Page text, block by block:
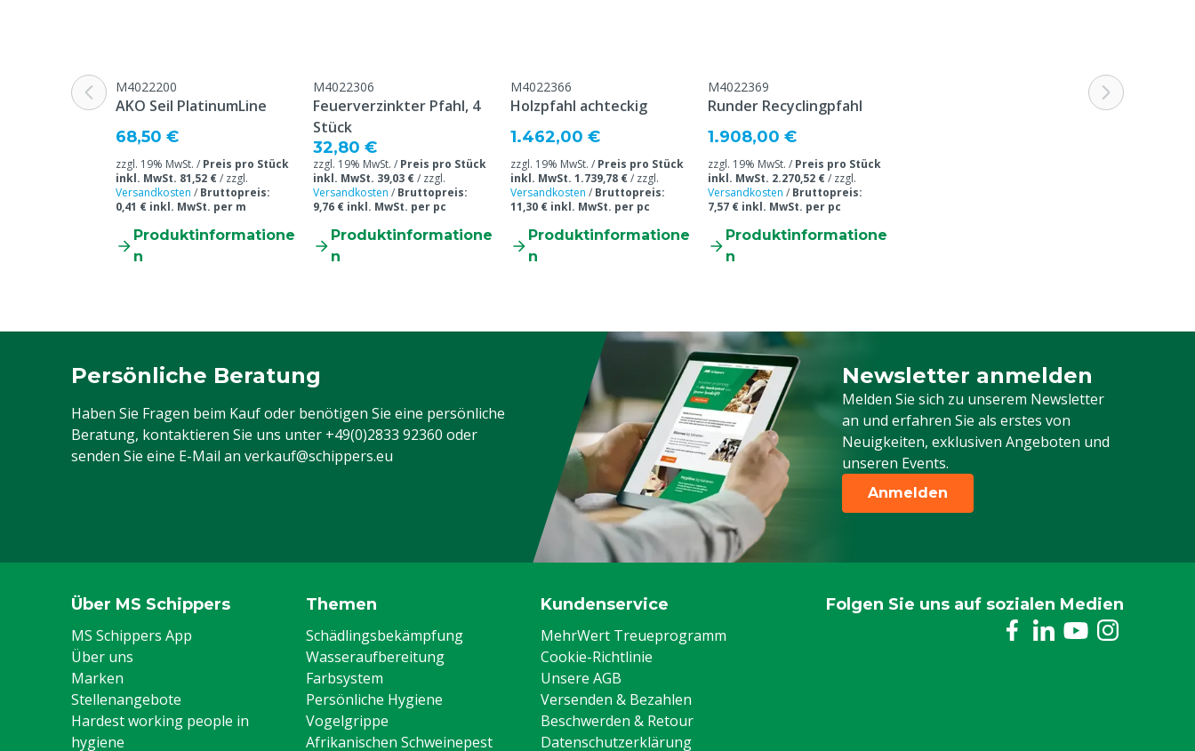
M4022200
AKO Seil PlatinumLine
68,50 €
zzgl. 19% MwSt. / Preis pro Stück
inkl. MwSt. 81,52 €/ zzgl.
Versandkosten / Bruttopreis:
0,41 € inkl. MwSt. per m
Produktinformatione
n
M4022306
Feuerverzinkter Pfahl, 4
Stück
32,80 €
zzgl. 19% MwSt. / Preis pro Stück
inkl. MwSt. 39,03 €/ zzgl.
Versandkosten / Bruttopreis:
9,76 € inkl. MwSt. per pc
Produktinformatione
n
M4022366
Holzpfahl achteckig
1.462,00 €
zzgl. 19% MwSt. / Preis pro Stück
inkl. MwSt. 1.739,78 €/ zzgl.
Versandkosten / Bruttopreis:
11,30 € inkl. MwSt. per pc
Produktinformatione
n
M4022369
Runder Recyclingpfahl
1.908,00 €
zzgl. 19% MwSt. / Preis pro Stück
inkl. MwSt. 2.270,52 €/ zzgl.
Versandkosten / Bruttopreis:
7,57 € inkl. MwSt. per pc
Produktinformatione
n
Persönliche Beratung
Haben Sie Fragen beim Kauf oder benötigen Sie eine persönliche
Beratung, kontaktieren Sie uns unter +49(0)2833 92360 oder
senden Sie eine E-Mail an verkauf@schippers.eu
Newsletter anmelden
Melden Sie sich zu unserem Newsletter
an und erfahren Sie als erstes von
Neuigkeiten, exklusiven Angeboten und
unseren Events.
Melden Sie sich für unseren Newsletter
Anmelden
Über MS Schippers
MS Schippers App
Über uns
Marken
Stellenangebote
Hardest working people in
hygiene
Themen
Schädlingsbekämpfung
Wasseraufbereitung
Farbsystem
Persönliche Hygiene
Vogelgrippe
Afrikanischen Schweinepest
Kundenservice
MehrWert Treueprogramm
Cookie-Richtlinie
Unsere AGB
Versenden & Bezahlen
Beschwerden & Retour
Datenschutzerklärung
Folgen Sie uns auf sozialen Medien